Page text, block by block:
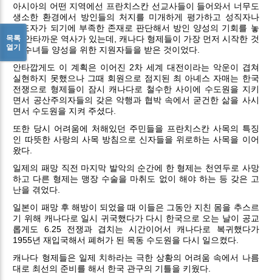
아시아의 어떤 지역에선 프란치스칸 선교사들이 들어와서 너무도
생소한 환경에서 방인들의 처지를 미개하게 평가하고 성직자나
수도자가 되기에 부족한 존재로 판단해서 방인 양성의 기회를 놓
친 안타까운 역사가 있는데, 캐나다 형제들이 가장 먼저 시작한 것
이 수녀들 양성을 위한 지원자들을 받은 것이었다.
안타깝게도 이 계획은 이어진 2차 세계 대전이라는 악운이 겹쳐
실현하지 못했으나 그때 회원으로 점지된 최 아녜스 자매는 한국
전쟁으로 형제들이 잠시 캐나다로 철수한 사이에 수도원을 지키
면서 공산주의자들의 갖은 악행과 협박 속에서 굳건한 삶을 사시
면서 수도원을 지켜 주셨다.
또한 당시 어려움에 처해있던 주민들을 프란치스칸 사목의 특징
인 따뜻한 사랑의 사목 방침으로 신자들을 위로하는 사목을 이어
왔다.
일제의 패망 직전 마지막 발악의 순간에 한 형제는 천연두로 사망
하고 다른 형제는 맹장 수술을 마취도 없이 해야 하는 등 갖은 고
난을 겪었다.
일본이 패망 후 해방이 되었을 때 이들은 그동안 지친 몸을 추스르
기 위해 캐나다로 일시 귀국했다가 다시 한국으로 오는 날이 공교
롭게도 6.25 전쟁과 겹치는 시간이어서 캐나다로 복귀했다가
1955년 재입국해서 폐허가 된 목동 수도원을 다시 일으켰다.
캐나다 형제들은 일제 치하라는 극한 상황의 어려움 속에서 나름
대로 최선의 준비를 해서 한국 관구의 기틀을 키웠다.
목록
열기